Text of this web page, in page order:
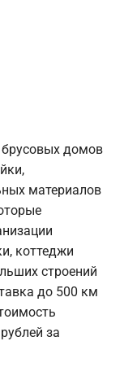
домов
материалов
коттеджи
строений
до 500 км
за